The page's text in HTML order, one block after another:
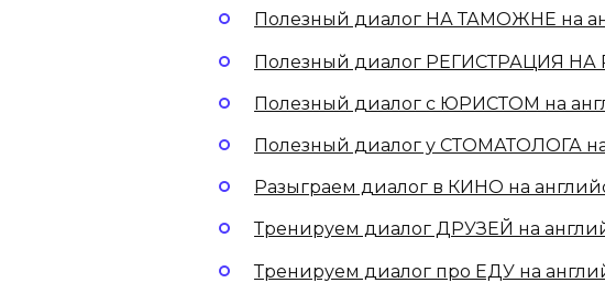
Полезный диалог НА ТАМОЖНЕ на
Полезный диалог РЕГИСТРАЦИЯ НА
Полезный диалог с ЮРИСТОМ на
Полезный диалог у СТОМАТОЛОГА
Разыграем диалог в КИНО на
Тренируем диалог ДРУЗЕЙ на
Тренируем диалог про ЕДУ на